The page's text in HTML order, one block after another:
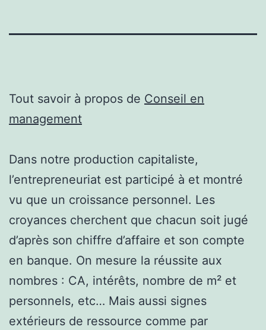
Tout savoir à propos de Conseil en
management
Dans notre production capitaliste,
l’entrepreneuriat est participé à et montré
vu que un croissance personnel. Les
croyances cherchent que chacun soit jugé
d’après son chiffre d’affaire et son compte
en banque. On mesure la réussite aux
nombres : CA, intérêts, nombre de m² et
personnels, etc… Mais aussi signes
extérieurs de ressource comme par